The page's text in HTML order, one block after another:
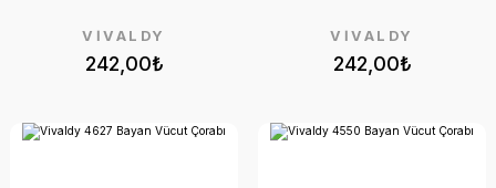
242,00₺
VİVALDY
242,00₺
VİVALDY